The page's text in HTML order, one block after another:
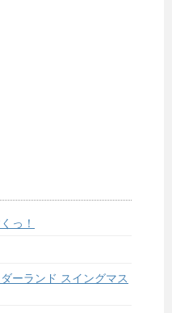
っ！
ーランド スイングマス